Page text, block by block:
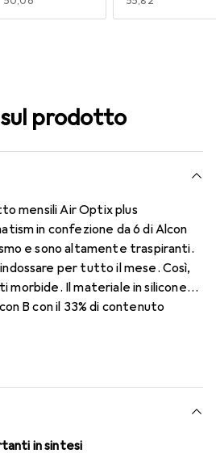
prodotto
mensili Air Optix plus
in confezione da 6 di Alcon
e sono altamente traspiranti.
per tutto il mese. Così,
morbide. Il materiale in silicone
B con il 33% di contenuto
tecnologia SmartShield,
e senza interruzioni per
mensili.
in sintesi